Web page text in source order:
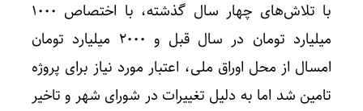
با تلاش‌های چهار سال گذشته، با اختصاص ۱۰۰۰
میلیارد تومان در سال قبل و ۲۰۰۰ میلیارد تومان
امسال از محل اوراق ملی، اعتبار مورد نیاز برای پروژه
تامین شد اما به دلیل تغییرات در شورای شهر و تاخیر